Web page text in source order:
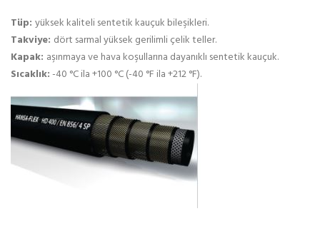
Tüp: yüksek kaliteli sentetik kauçuk bileşikleri.
Takviye: dört sarmal yüksek gerilimli çelik teller.
Kapak: aşınmaya ve hava koşullarına dayanıklı sentetik kauçuk.
Sıcaklık:-40 °C ila +100 °C (-40 °F ila +212 °F).